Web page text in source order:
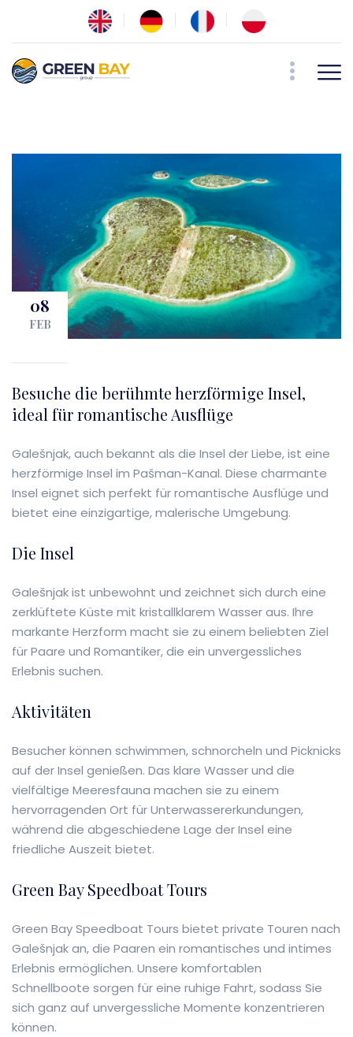
08
FEB
Besuche die berühmte herzförmige Insel,
ideal für romantische Ausflüge
Galešnjak, auch bekannt als die Insel der Liebe, ist eine
herzförmige Insel im Pašman-Kanal. Diese charmante
Insel eignet sich perfekt für romantische Ausflüge und
bietet eine einzigartige, malerische Umgebung.
Die Insel
Galešnjak ist unbewohnt und zeichnet sich durch eine
zerklüftete Küste mit kristallklarem Wasser aus. Ihre
markante Herzform macht sie zu einem beliebten Ziel
für Paare und Romantiker, die ein unvergessliches
Erlebnis suchen.
Aktivitäten
Besucher können schwimmen, schnorcheln und Picknicks
auf der Insel genießen. Das klare Wasser und die
vielfältige Meeresfauna machen sie zu einem
hervorragenden Ort für Unterwassererkundungen,
während die abgeschiedene Lage der Insel eine
friedliche Auszeit bietet.
Green Bay Speedboat Tours
Green Bay Speedboat Tours bietet private Touren nach
Galešnjak an, die Paaren ein romantisches und intimes
Erlebnis ermöglichen. Unsere komfortablen
Schnellboote sorgen für eine ruhige Fahrt, sodass Sie
sich ganz auf unvergessliche Momente konzentrieren
können.